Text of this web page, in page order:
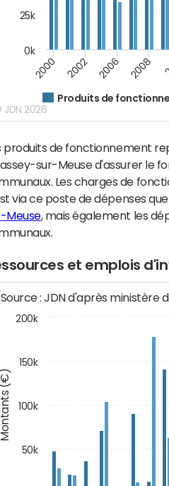
Produits de
2000 2002 2006 2008
0k
25k
JDN 2026
produits de fonctionnement
sur-Meuse d'assurer le
Les charges de
via ce poste de dépenses
Meuse, mais également les
et emplois
(€)
: JDN d'après ministère
50k
100k
150k
200k